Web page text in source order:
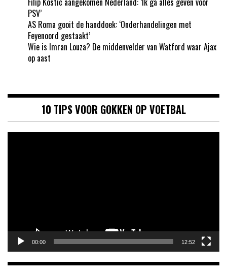
PSV’
AS Roma gooit de handdoek: ‘Onderhandelingen met
Feyenoord gestaakt’
Wie is Imran Louza? De middenvelder van Watford waar Ajax
op aast
10 TIPS VOOR GOKKEN OP VOETBAL
00:00 12:52